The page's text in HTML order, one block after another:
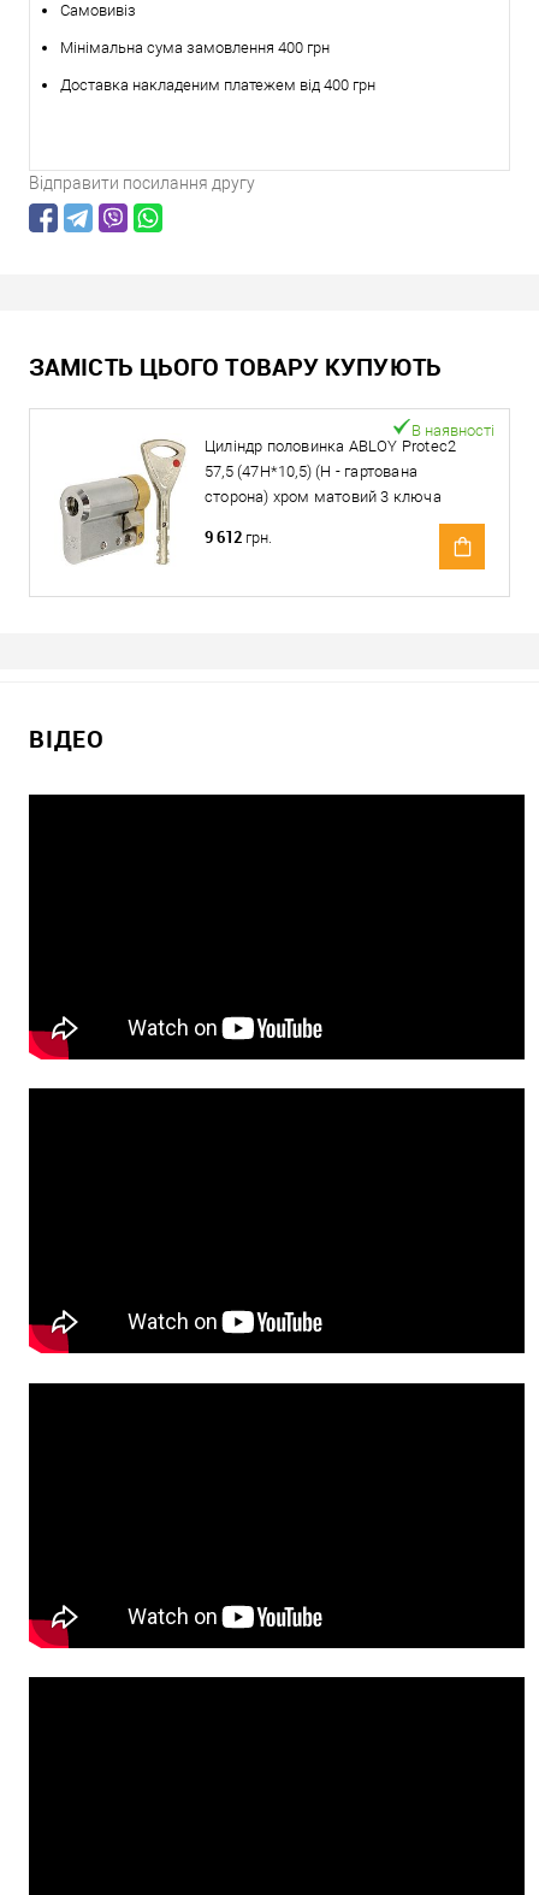
Самовивіз
Мінімальна сума замовлення 400 грн
Доставка накладеним платежем від 400 грн
Відправити посилання другу
ЗАМІСТЬ ЦЬОГО ТОВАРУ КУПУЮТЬ
Циліндр половинка ABLOY Protec2
57,5 (47H*10,5) (H - гартована
сторона) хром матовий 3 ключа
В наявності
9 612 грн.
ВІДЕО